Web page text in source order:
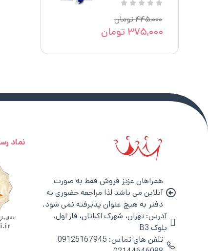
۴۴۵,۰۰۰تومان
۳۷۵,۰۰۰ تومان
همراهان عزیز فروش فقط به صورت
آنلاین می باشد لذا مراجعه حضوری به
دفتر به هیچ عنوان پذیرفته نمی شود.
آدرس: تهران، شهرک اکباتان، فاز اول،
بلوک B3
تلفن های تماس: 09125167945 –
نماد